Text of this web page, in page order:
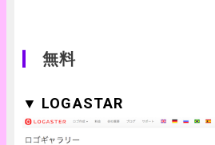
無料
▼ LOGASTAR